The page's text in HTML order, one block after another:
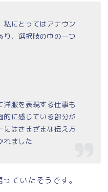
私にとってはアナウン
り、選択肢の中の一つ
洋服を表現する仕事も
的に感じている部分が
にはさまざまな伝え方
れました
ていたそうです。